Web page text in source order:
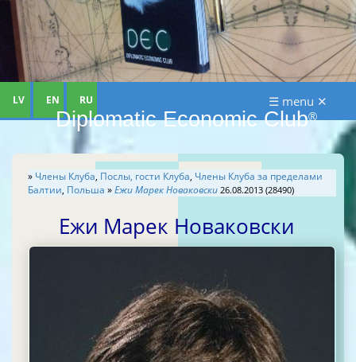
Diplomatic Economic Club®
LV EN RU ☰ menu ✕
» Члены Клуба, Послы, гости Клуба, Члены Клуба за пределами
Балтии, Польша »Ежи Марек Новаковски 26.08.2013 (28490)
Ежи Марек Новаковски